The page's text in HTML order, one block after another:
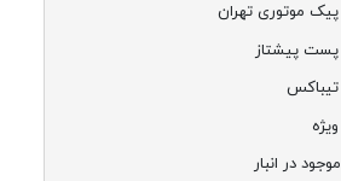
پیک موتوری تهران
پست پیشتاز
تیباکس
ویژه
موجود در انبار